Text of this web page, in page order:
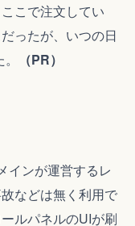
こで注文してい
ったが、いつの日
（PR）
インが運営するレ
などは無く利用で
ルパネルのUIが刷